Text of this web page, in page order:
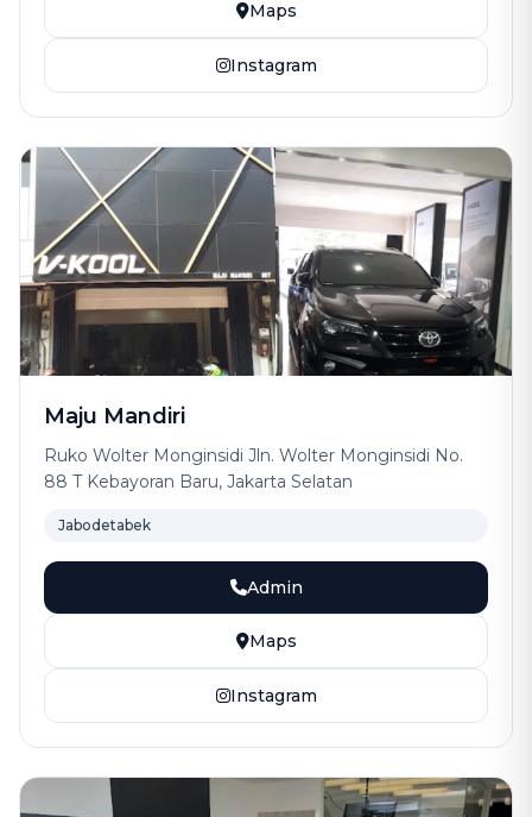
Maps
Instagram
Maju Mandiri
Ruko Wolter Monginsidi Jln. Wolter Monginsidi No.
88 T Kebayoran Baru, Jakarta Selatan
Jabodetabek
Admin
Maps
Instagram